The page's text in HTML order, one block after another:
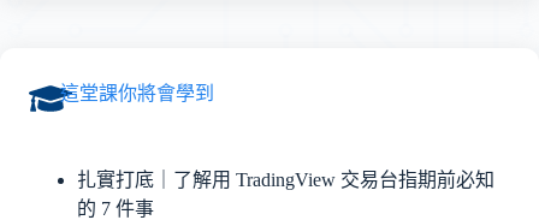
這堂課你將會學到
扎實打底｜了解用 TradingView 交易台指期前必知
的 7 件事